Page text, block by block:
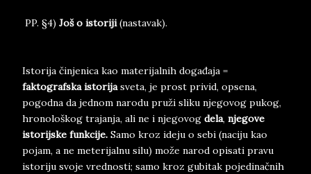
PP. §4) Još o istoriji(nastavak).
Istorija činjenica kao materijalnih događaja =
faktografska istorijasveta, je prost privid, opsena,
pogodna da jednom narodu pruži sliku njegovog pukog,
hronološkog trajanja, ali ne i njegovog dela, njegove
istorijske funkcije. Samo kroz ideju o sebi (naciju kao
pojam, a ne meterijalnu silu) može narod opisati pravu
istoriju svoje vrednosti; samo kroz gubitak pojedinačnih